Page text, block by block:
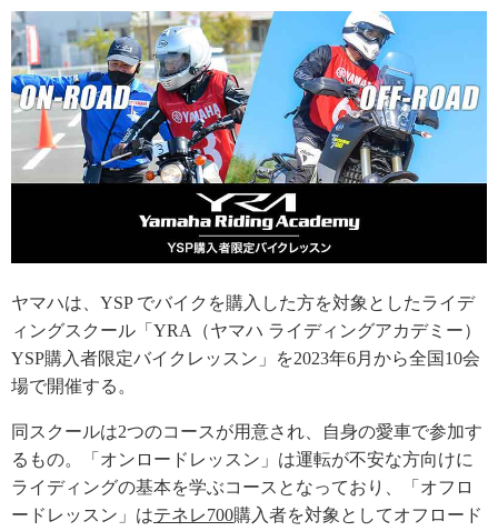
ヤマハは、YSP でバイクを購入した方を対象としたライデ
ィングスクール「YRA（ヤマハ ライディングアカデミー）
YSP購入者限定バイクレッスン」を2023年6月から全国10会
場で開催する。
同スクールは2つのコースが用意され、自身の愛車で参加す
るもの。「オンロードレッスン」は運転が不安な方向けに
ライディングの基本を学ぶコースとなっており、「オフロ
ードレッスン」はテネレ700購入者を対象としてオフロード